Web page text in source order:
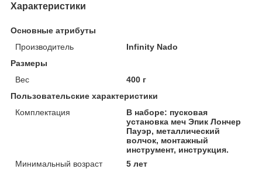
Характеристики
Основные атрибуты
Производитель
Infinity Nado
Размеры
Вес
400 г
Пользовательские характеристики
Комплектация
В наборе: пусковая
установка меч Эпик Лончер
Пауэр, металлический
волчок, монтажный
инструмент, инструкция.
Минимальный возраст
5 лет